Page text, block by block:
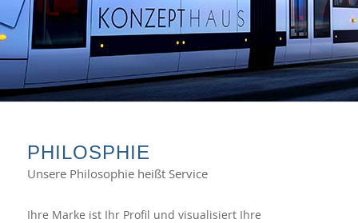
PHILOSPHIE
Unsere Philosophie heißt Service
Ihre Marke ist Ihr Profil und visualisiert Ihre